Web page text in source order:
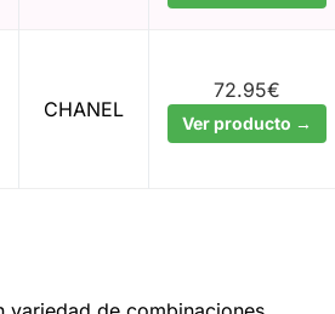
CHANEL
72.95€
Ver producto →